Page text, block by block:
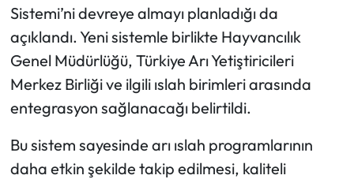
Sistemi’ni devreye almayı planladığı da
açıklandı. Yeni sistemle birlikte Hayvancılık
Genel Müdürlüğü, Türkiye Arı Yetiştiricileri
Merkez Birliği ve ilgili ıslah birimleri arasında
entegrasyon sağlanacağı belirtildi.
Bu sistem sayesinde arı ıslah programlarının
daha etkin şekilde takip edilmesi, kaliteli